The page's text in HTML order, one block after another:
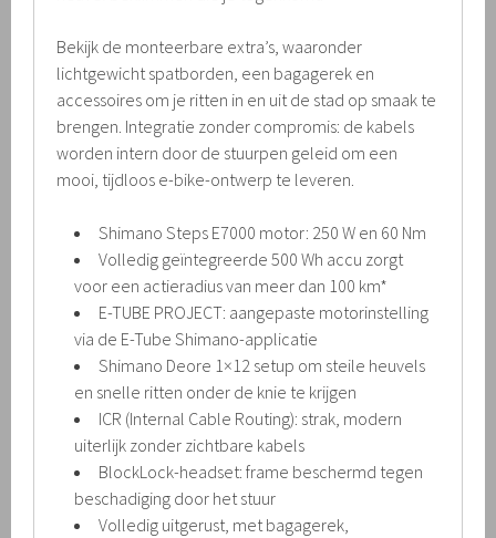
Bekijk de monteerbare extra’s, waaronder
lichtgewicht spatborden, een bagagerek en
accessoires om je ritten in en uit de stad op smaak te
brengen. Integratie zonder compromis: de kabels
worden intern door de stuurpen geleid om een
mooi, tijdloos e-bike-ontwerp te leveren.
Shimano Steps E7000 motor: 250 W en 60 Nm
Volledig geïntegreerde 500 Wh accu zorgt
voor een actieradius van meer dan 100 km*
E-TUBE PROJECT: aangepaste motorinstelling
via de E-Tube Shimano-applicatie
Shimano Deore 1×12 setup om steile heuvels
en snelle ritten onder de knie te krijgen
ICR (Internal Cable Routing): strak, modern
uiterlijk zonder zichtbare kabels
BlockLock-headset: frame beschermd tegen
beschadiging door het stuur
Volledig uitgerust, met bagagerek,